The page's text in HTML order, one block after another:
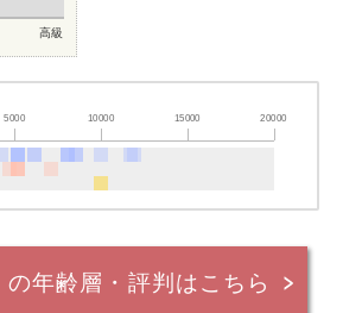
高級
5000 10000 15000 20000
の年齢層・評判はこちら